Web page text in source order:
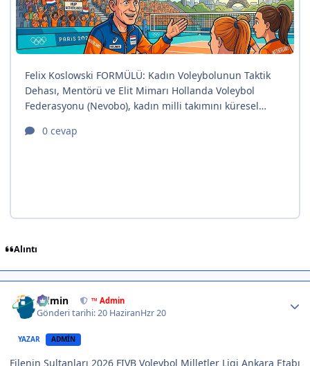
Alıntı
Admin ™ Admin
Gönderi tarihi:20 HaziranHzr 20
YAZAR ADMIN
Filenin Sultanları 2026 FIVB Voleybol Milletler Ligi Ankara Etabı